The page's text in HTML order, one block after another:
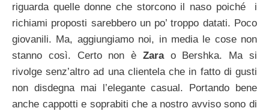
riguarda quelle donne che storcono il naso poiché i
richiami proposti sarebbero un po’ troppo datati. Poco
giovanili. Ma, aggiungiamo noi, in media le cose non
stanno così. Certo non è Zarao Bershka. Ma si
rivolge senz’altro ad una clientela che in fatto di gusti
non disdegna mai l’elegante casual. Portando bene
anche cappotti e soprabiti che a nostro avviso sono di